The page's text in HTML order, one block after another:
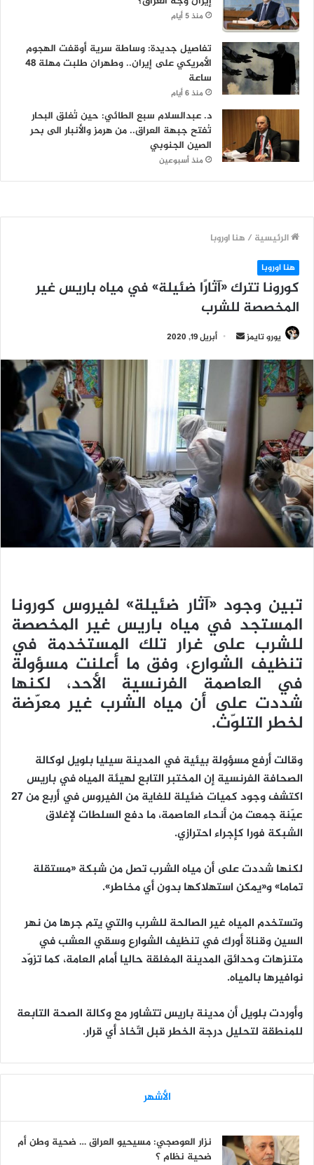
منذ 5 أيام
تفاصيل جديدة: وساطة سرية أوقفت الهجوم
الأمريكي على إيران.. وطهران طلبت مهلة 48
ساعة
منذ 6 أيام
د. عبدالسلام سبع الطائي: حين تُغلق البحار
تُفتح جبهة العراق.. من هرمز والأنبار الى بحر
الصين الجنوبي
منذ أسبوعين